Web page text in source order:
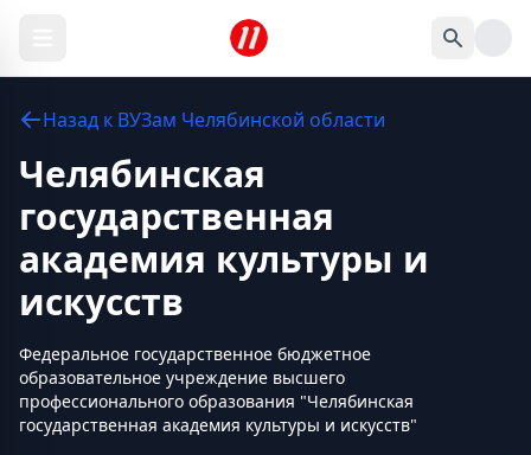
Назад к ВУЗам Челябинской области
Челябинская
государственная
академия культуры и
искусств
Федеральное государственное бюджетное
образовательное учреждение высшего
профессионального образования "Челябинская
государственная академия культуры и искусств"